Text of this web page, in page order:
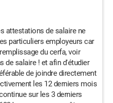
attestations de salaire ne
particuliers employeurs car
du cerfa, voir
de salaire ! et afin d'étudier
de joindre directement
les 12 derniers mois
sur les 3 derniers